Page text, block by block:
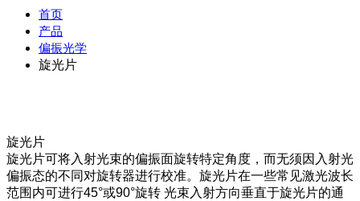
首页
产品
偏振光学
旋光片
旋光片
旋光片可将入射光束的偏振面旋转特定角度，而无须因入射光
偏振态的不同对旋转器进行校准。旋光片在一些常见激光波长
范围内可进行45°或90°旋转 光束入射方向垂直于旋光片的通